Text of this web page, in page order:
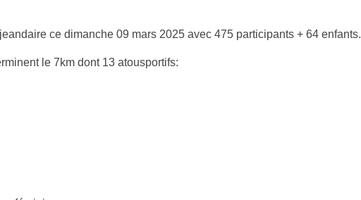
ce dimanche 09 mars 2025 avec 475 participants + 64 enfants.
le 7km dont 13 atousportifs: